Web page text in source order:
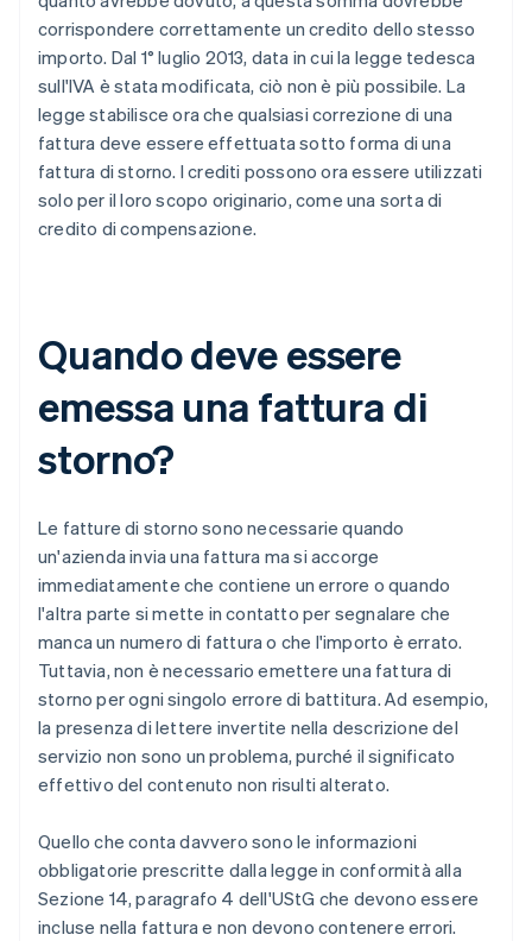
corrispondere correttamente un credito dello stesso
importo. Dal 1° luglio 2013, data in cui la legge tedesca
sull'IVA è stata modificata, ciò non è più possibile. La
legge stabilisce ora che qualsiasi correzione di una
fattura deve essere effettuata sotto forma di una
fattura di storno. I crediti possono ora essere utilizzati
solo per il loro scopo originario, come una sorta di
credito di compensazione.
Quando deve essere
emessa una fattura di
storno?
Le fatture di storno sono necessarie quando
un'azienda invia una fattura ma si accorge
immediatamente che contiene un errore o quando
l'altra parte si mette in contatto per segnalare che
manca un numero di fattura o che l'importo è errato.
Tuttavia, non è necessario emettere una fattura di
storno per ogni singolo errore di battitura. Ad esempio,
la presenza di lettere invertite nella descrizione del
servizio non sono un problema, purché il significato
effettivo del contenuto non risulti alterato.
Quello che conta davvero sono le informazioni
obbligatorie prescritte dalla legge in conformità alla
Sezione 14, paragrafo 4 dell'UStG che devono essere
incluse nella fattura e non devono contenere errori.